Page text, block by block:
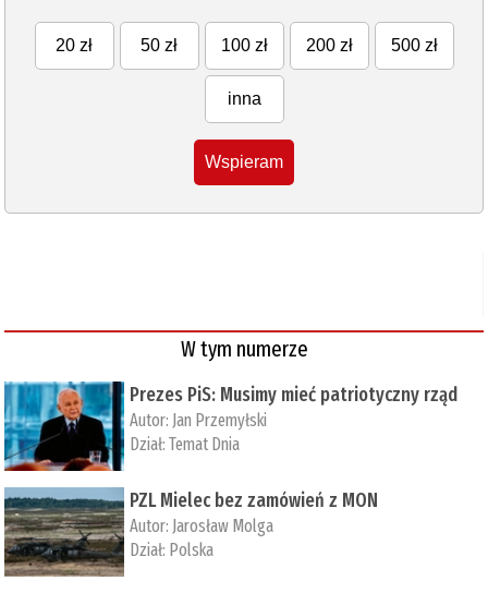
20 zł 50 zł 100 zł 200 zł 500 zł
inna
Wspieram
W tym numerze
Prezes PiS: Musimy mieć patriotyczny rząd
Autor: Jan Przemyłski
Dział:Temat Dnia
PZL Mielec bez zamówień z MON
Autor: Jarosław Molga
Dział: Polska